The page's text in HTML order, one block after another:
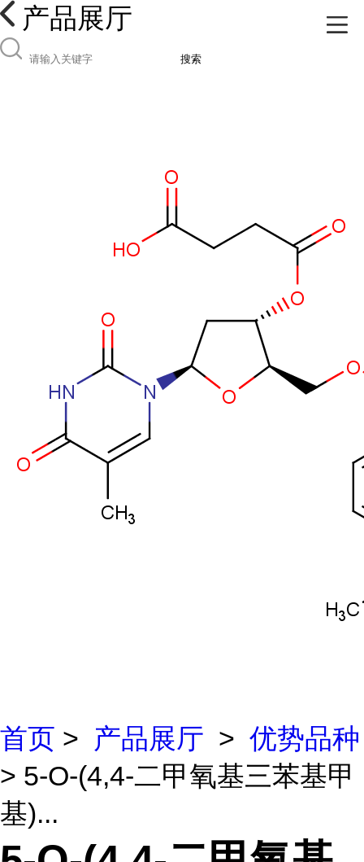
产品展厅
搜索
首页 > 产品展厅 > 优势品种
> 5-O-(4,4-二甲氧基三苯基甲
基)...